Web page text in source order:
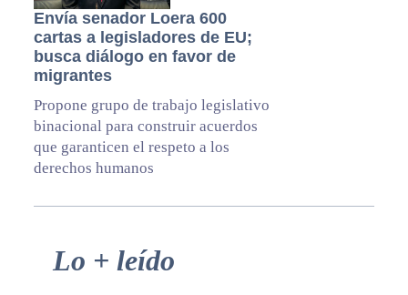
Envía senador Loera 600
cartas a legisladores de EU;
busca diálogo en favor de
migrantes
Propone grupo de trabajo legislativo
binacional para construir acuerdos
que garanticen el respeto a los
derechos humanos
Primary
Lo + leído